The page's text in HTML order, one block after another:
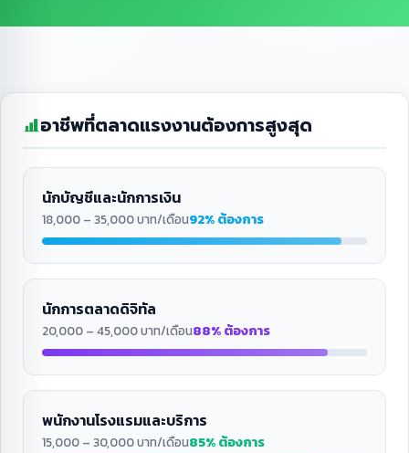
อาชีพที่ตลาดแรงงานต้องการสูงสุด
นักบัญชีและนักการเงิน
18,000 – 35,000 บาท/เดือน92% ต้องการ
นักการตลาดดิจิทัล
20,000 – 45,000 บาท/เดือน88% ต้องการ
พนักงานโรงแรมและบริการ
15,000 – 30,000 บาท/เดือน85% ต้องการ